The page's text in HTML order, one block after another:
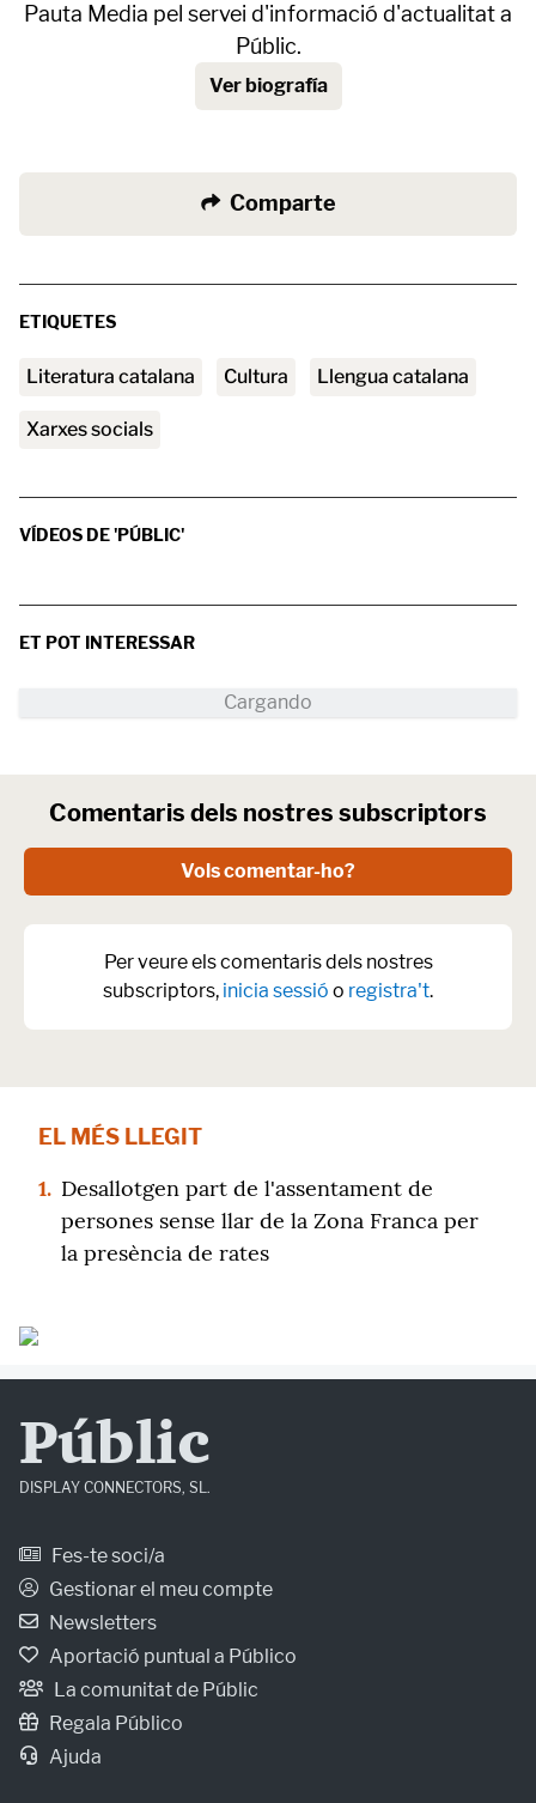
Pauta Media pel servei d'informació d'actualitat a
Públic.
Ver biografía
Comparte
ETIQUETES
literatura catalana Cultura Llengua catalana
xarxes socials
VÍDEOS DE 'PÚBLIC'
ET POT INTERESSAR
Comentaris dels nostres subscriptors
Vols comentar-ho?
Per veure els comentaris dels nostres
subscriptors, inicia sessió o registra't.
EL MÉS LLEGIT
1. Desallotgen part de l'assentament de
persones sense llar de la Zona Franca per
la presència de rates
Públic
DISPLAY CONNECTORS, SL.
Fes-te soci/a
Gestionar el meu compte
Newsletters
Aportació puntual a Público
La comunitat de Públic
Regala Público
Ajuda